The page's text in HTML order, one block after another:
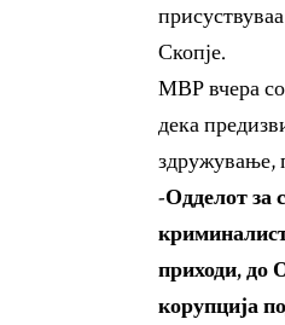
Скопје.
МВР вчера
дека
здружување,
-Одделот за
приходи, до
корупција